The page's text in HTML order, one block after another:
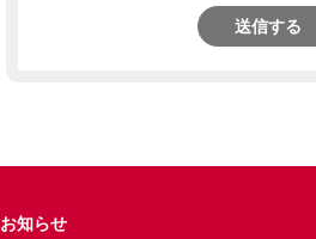
送信する
お知らせ